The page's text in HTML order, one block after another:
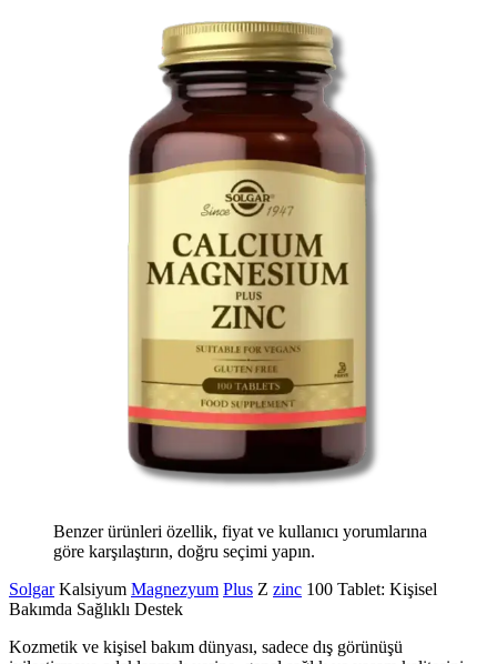
Benzer ürünleri özellik, fiyat ve kullanıcı yorumlarına
göre karşılaştırın, doğru seçimi yapın.
SolgarKalsiyum Magnezyum Plus Z zinc 100 Tablet: Kişisel
Bakımda Sağlıklı Destek
Kozmetik ve kişisel bakım dünyası, sadece dış görünüşü